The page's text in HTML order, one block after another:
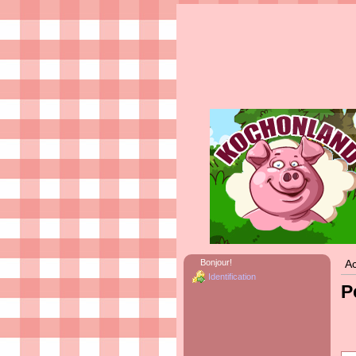
Bonjour!
Identification